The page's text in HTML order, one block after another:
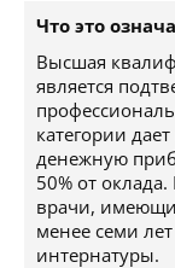
Что это
Высшая
является
категории
денежную
50% от
врачи,
менее семи
интернатуры.